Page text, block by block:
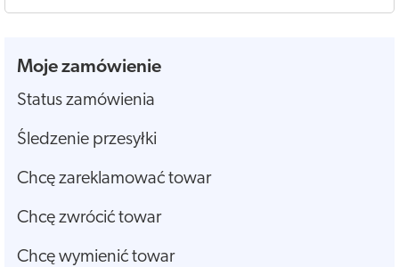
Moje zamówienie
Status zamówienia
Śledzenie przesyłki
Chcę zareklamować towar
Chcę zwrócić towar
Chcę wymienić towar